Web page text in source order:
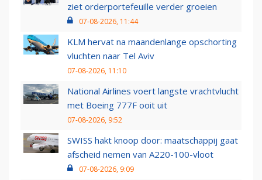
ziet orderportefeuille verder groeien
07-08-2026, 11:44
KLM hervat na maandenlange opschorting
vluchten naar Tel Aviv
07-08-2026, 11:10
National Airlines voert langste vrachtvlucht
met Boeing 777F ooit uit
07-08-2026, 9:52
SWISS hakt knoop door: maatschappij gaat
afscheid nemen van A220-100-vloot
07-08-2026, 9:09